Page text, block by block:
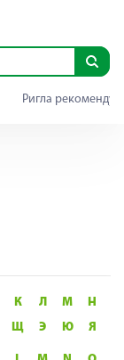
Ригла
К Л М
Н
Щ Э Ю Я